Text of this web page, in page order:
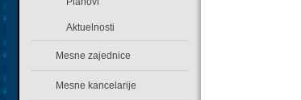
Aktuelnosti
Mesne zajednice
Mesne kancelarije